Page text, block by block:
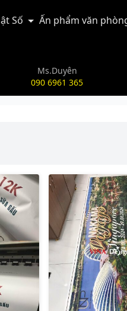
Số Ấn phẩm văn
Ms.Duyên
090 6961 365